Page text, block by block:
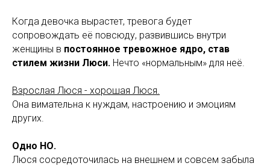
Когда девочка вырастет, тревога будет
сопровождать её повсюду, развившись внутри
женщины в постоянное тревожное ядро, став
стилем жизни Люси. Нечто «нормальным» для неё.
Взрослая Люся - хорошая Люся.
Она вимательна к нуждам, настроению и эмоциям
других.
Одно НО.
Люся сосредоточилась на внешнем и совсем забыла